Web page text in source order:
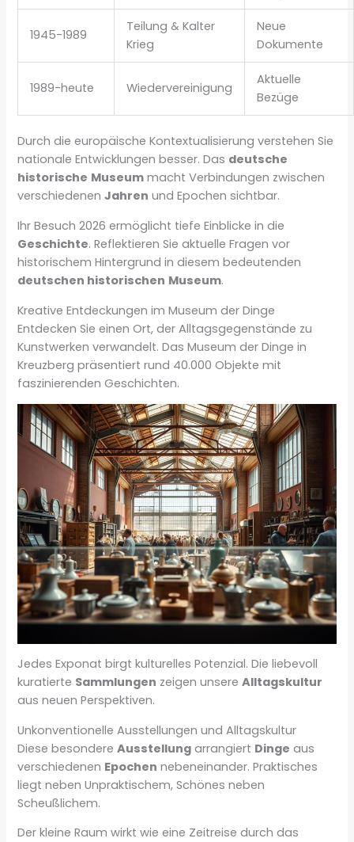
1945-1989
Teilung & Kalter
Krieg
Neue
Dokumente
1989-heute Wiedervereinigung
Aktuelle
Bezüge
Durch die europäische Kontextualisierung verstehen Sie
nationale Entwicklungen besser. Das deutsche
historische Museum macht Verbindungen zwischen
verschiedenenJahren und Epochen sichtbar.
Ihr Besuch 2026 ermöglicht tiefe Einblicke in die
Geschichte. Reflektieren Sie aktuelle Fragen vor
historischem Hintergrund in diesem bedeutenden
deutschen historischen Museum.
Kreative Entdeckungen im Museum der Dinge
Entdecken Sie einen Ort, der Alltagsgegenstände zu
Kunstwerken verwandelt. Das Museum der Dinge in
Kreuzberg präsentiert rund 40.000 Objekte mit
faszinierenden Geschichten.
Jedes Exponat birgt kulturelles Potenzial. Die liebevoll
kuratierte Sammlungen zeigen unsereAlltagskultur
aus neuen Perspektiven.
Unkonventionelle Ausstellungen und Alltagskultur
Diese besondereAusstellung arrangiert Dinge aus
verschiedenen Epochen nebeneinander. Praktisches
liegt neben Unpraktischem, Schönes neben
Scheußlichem.
Der kleine Raum wirkt wie eine Zeitreise durch das